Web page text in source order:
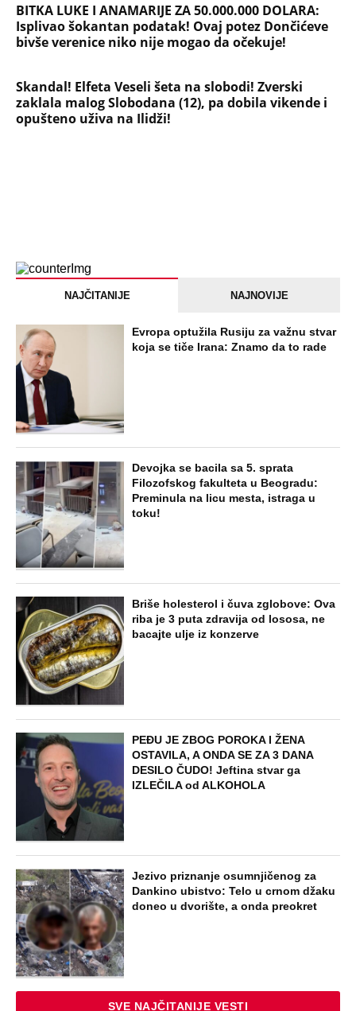
BITKA LUKE I ANAMARIJE ZA 50.000.000 DOLARA:
Isplivao šokantan podatak! Ovaj potez Dončićeve
bivše verenice niko nije mogao da očekuje!
Skandal! Elfeta Veseli šeta na slobodi! Zverski
zaklala malog Slobodana (12), pa dobila vikende i
opušteno uživa na Ilidži!
NAJČITANIJE NAJNOVIJE
Evropa optužila Rusiju za važnu stvar
koja se tiče Irana: Znamo da to rade
Devojka se bacila sa 5. sprata
Filozofskog fakulteta u Beogradu:
Preminula na licu mesta, istraga u
toku!
Briše holesterol i čuva zglobove: Ova
riba je 3 puta zdravija od lososa, ne
bacajte ulje iz konzerve
PEĐU JE ZBOG POROKA I ŽENA
OSTAVILA, A ONDA SE ZA 3 DANA
DESILO ČUDO! Jeftina stvar ga
IZLEČILA od ALKOHOLA
Jezivo priznanje osumnjičenog za
Dankino ubistvo: Telo u crnom džaku
doneo u dvorište, a onda preokret
SVE NAJČITANIJE VESTI